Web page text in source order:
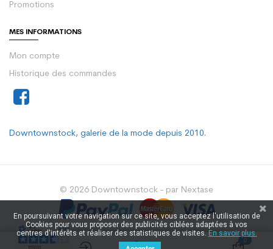
0
Promotions
MES INFORMATIONS
Mon compte
Historique des commandes
Downtownstock, galerie de la mode depuis 2010.
© 2026 Downtownstock - par Nextase
En poursuivant votre navigation sur ce site, vous acceptez l'utilisation de
Cookies pour vous proposer des publicités ciblées adaptées à vos
centres d'intérêts et réaliser des statistiques de visites. En savoir plus.